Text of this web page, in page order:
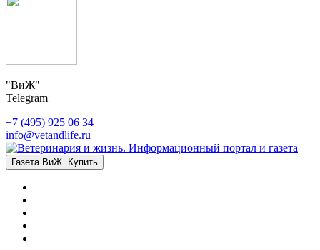
"ВиЖ"
Telegram
+7 (495) 925 06 34
info@vetandlife.ru
Газета ВиЖ. Купить